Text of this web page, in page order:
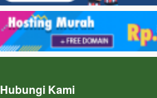
Hubungi Kami